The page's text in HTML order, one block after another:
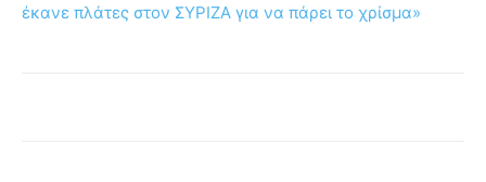
έκανε πλάτες στον ΣΥΡΙΖΑ για να πάρει το χρίσμα»